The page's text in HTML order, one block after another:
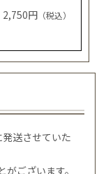
2,750円 （税込）
送させていた
ございます。